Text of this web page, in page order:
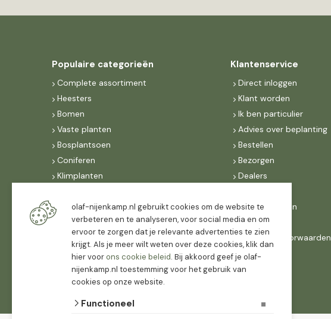
Populaire categorieën
Complete assortiment
Heesters
Bomen
Vaste planten
Bosplantsoen
Coniferen
Klimplanten
Dak, lei- & vormbomen
Dealers
Klantenservice
Direct inloggen
Klant worden
Ik ben particulier
Advies over beplanting
Bestellen
Bezorgen
Dealers
IncoNed Groen
FAQ
Algemene voorwaarden
olaf-nijenkamp.nl gebruikt cookies om de website te
verbeteren en te analyseren, voor social media en om
ervoor te zorgen dat je relevante advertenties te zien
krijgt. Als je meer wilt weten over deze cookies, klik dan
hier voorons cookie beleid. Bij akkoord geef je olaf-
nijenkamp.nl toestemming voor het gebruik van
cookies op onze website.
Functioneel